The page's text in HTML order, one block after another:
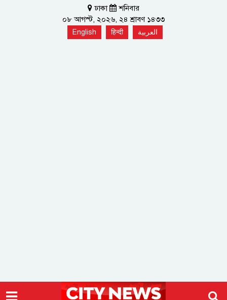
ঢাকা
শনিবার
০৮ আগস্ট, ২০২৬, ২৪ শ্রাবণ ১৪৩৩
English हिन्दी العربية